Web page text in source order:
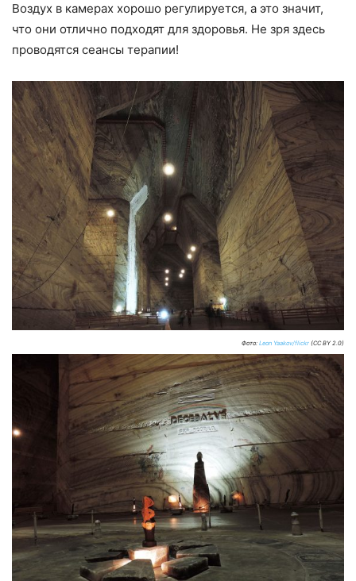
Воздух в камерах хорошо регулируется, а это значит,
что они отлично подходят для здоровья. Не зря здесь
проводятся сеансы терапии!
Фото: Leon Yaakov/flickr (CC BY 2.0)